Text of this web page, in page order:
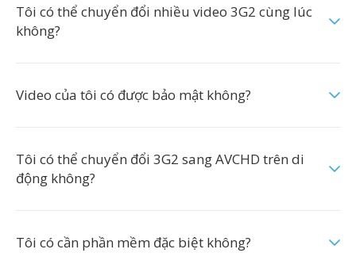
Tôi có thể chuyển đổi nhiều video 3G2 cùng lúc
không?
Video của tôi có được bảo mật không?
Tôi có thể chuyển đổi 3G2 sang AVCHD trên di
động không?
Tôi có cần phần mềm đặc biệt không?